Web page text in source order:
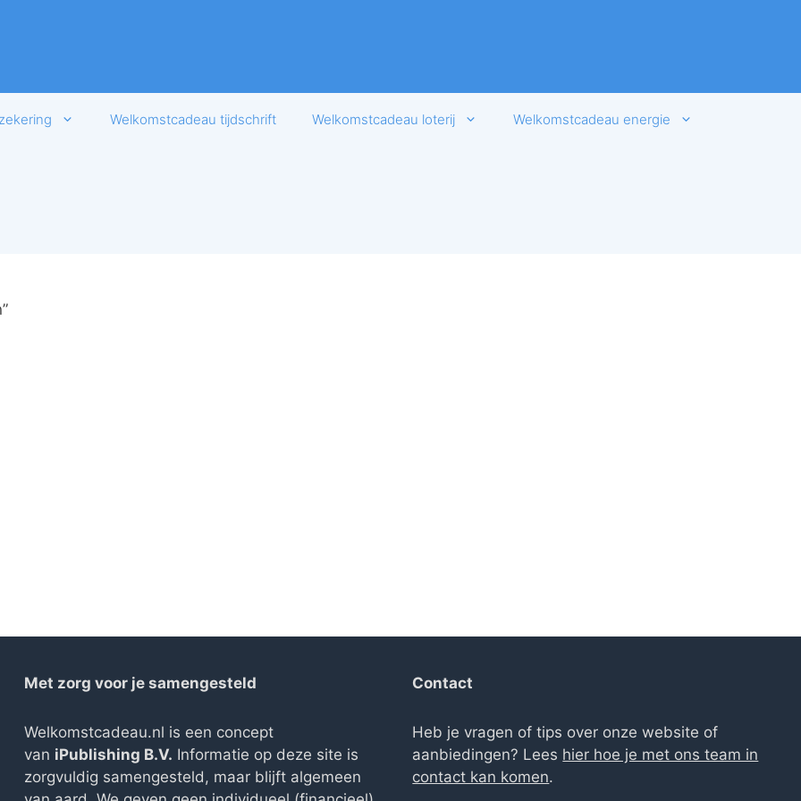
Welkomstcadeau tijdschrift Welkomstcadeau loterij Welkomstcadeau energie
Met zorg voor je samengesteld
Welkomstcadeau.nl is een concept
van iPublishing B.V. Informatie op deze site is
zorgvuldig samengesteld, maar blijft algemeen
Contact
Heb je vragen of tips over onze website of
aanbiedingen? Lees hier hoe je met ons team in
contact kan komen.